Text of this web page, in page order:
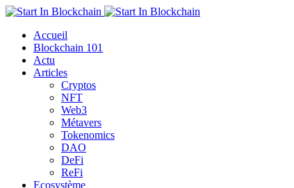
Accueil
Blockchain 101
Actu
Articles
Cryptos
NFT
Web3
Métavers
Tokenomics
DAO
DeFi
ReFi
Ecosystème